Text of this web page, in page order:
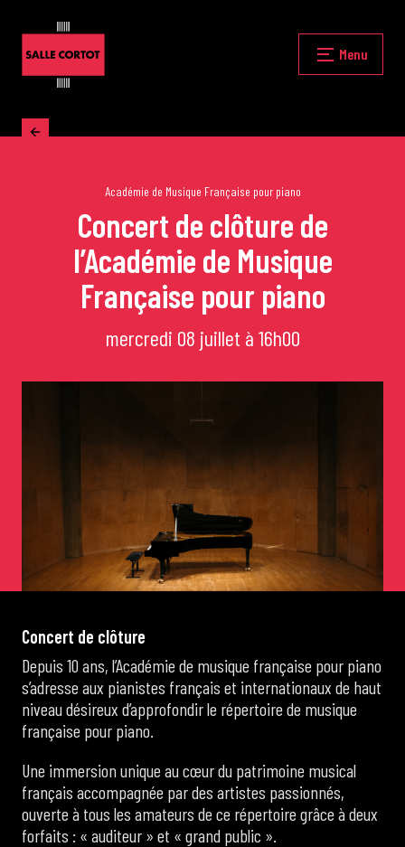
Fermer
Accueil
La programmation
Les grands concerts
Les Masterclasses
Les Rencontres Musicales
Concerts de midi et demi
Scolaires / Pass Culture
Piano Solo Jazz
La salle
L’événementiel
Les contacts
Menu
Académie de Musique Française pour piano
Concert de clôture de
l’Académie de Musique
Française pour piano
mercredi 08 juillet à 16h00
Concert de clôture
Depuis 10 ans, l’Académie de musique française pour piano
s’adresse aux pianistes français et internationaux de haut
niveau désireux d’approfondir le répertoire de musique
française pour piano.
Une immersion unique au cœur du patrimoine musical
français accompagnée par des artistes passionnés,
ouverte à tous les amateurs de ce répertoire grâce à deux
forfaits : « auditeur » et « grand public ».